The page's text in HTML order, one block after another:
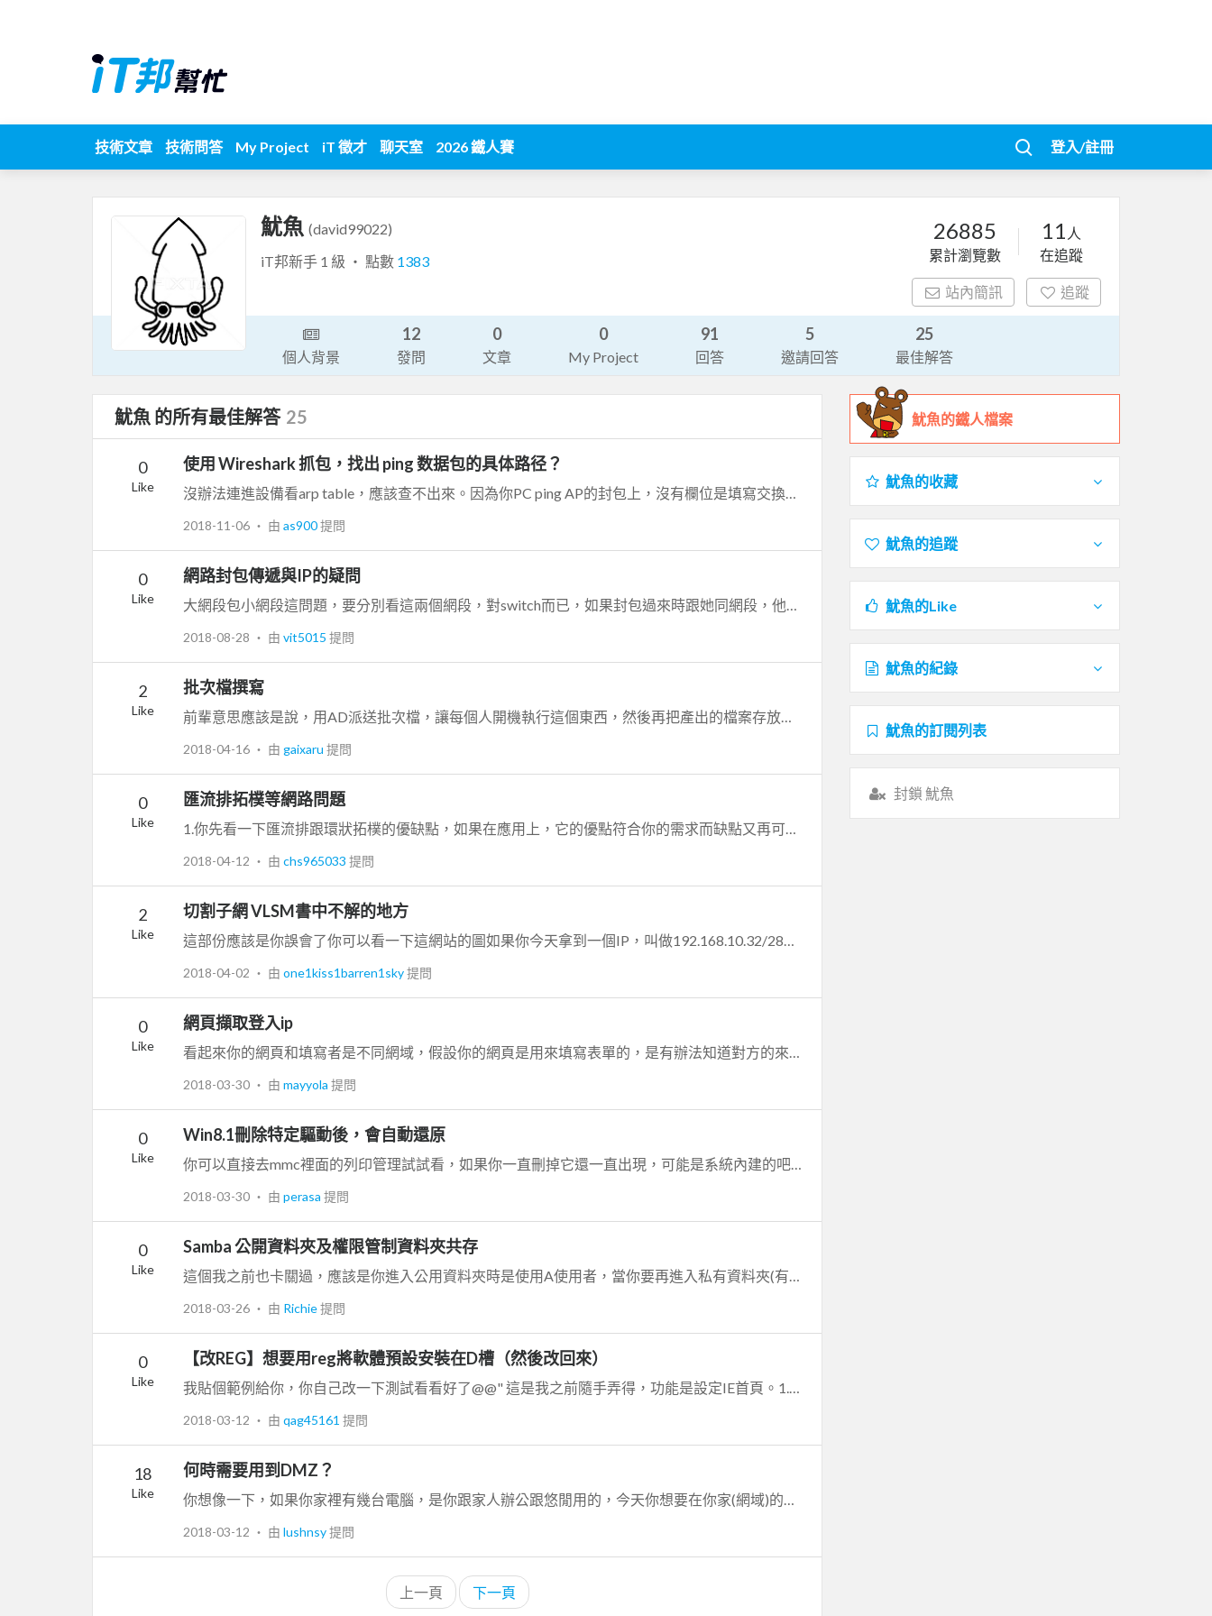
技術文章 技術問答 My Project iT 徵才 聊天室 2026 鐵人賽 登入/註冊
魷魚 (david99022)
iT邦新手 1 級 ‧ 點數 1383
26885
累計瀏覽數
11 人
在追蹤
站內簡訊 追蹤
個人背景
12
發問
0
文章
0
My Project
91
回答
5
邀請回答
25
最佳解答
魷魚 的所有最佳解答 25
0
Like
使用 Wireshark 抓包，找出 ping 数据包的具体路径？
2018-11-06 ‧ 由 as900提問
0
Like
網路封包傳遞與IP的疑問
2018-08-28 ‧ 由 vit5015 提問
2
Like
批次檔撰寫
2018-04-16 ‧ 由 gaixaru 提問
0
Like
匯流排拓樸等網路問題
2018-04-12 ‧ 由 chs965033 提問
2
Like
切割子網 VLSM書中不解的地方
2018-04-02 ‧ 由 one1kiss1barren1sky提問
0
Like
網頁擷取登入ip
2018-03-30 ‧ 由 mayyola 提問
0
Like
Win8.1刪除特定驅動後，會自動還原
2018-03-30 ‧ 由 perasa 提問
0
Like
Samba 公開資料夾及權限管制資料夾共存
2018-03-26 ‧ 由 Richie提問
0
Like
【改REG】想要用reg將軟體預設安裝在D槽（然後改回來）
2018-03-12 ‧ 由 qag45161 提問
18
Like
何時需要用到DMZ？
2018-03-12 ‧ 由 lushnsy提問
上一頁 下一頁
魷魚的鐵人檔案
魷魚的收藏
魷魚的追蹤
魷魚的Like
魷魚的紀錄
魷魚的訂閱列表
封鎖 魷魚